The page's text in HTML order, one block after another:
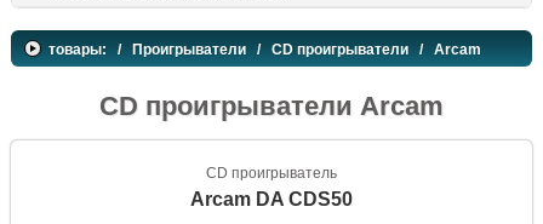
товары: / Проигрыватели / CD проигрыватели / Arcam
CD проигрыватели Arcam
CD проигрыватель
Arcam DA CDS50